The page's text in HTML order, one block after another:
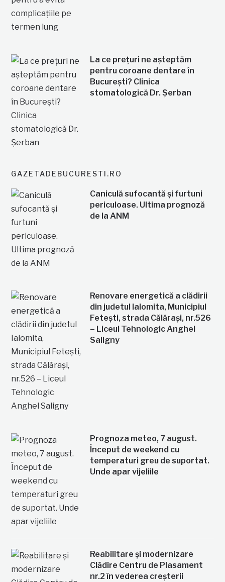
La ce prețuri ne așteptăm
pentru coroane dentare în
București? Clinica
stomatologică Dr. Șerban
GAZETADEBUCURESTI.RO
Caniculă sufocantă și furtuni
periculoase. Ultima prognoză
de la ANM
Renovare energetică a clădirii
din judetul Ialomita, Municipiul
Fetești, strada Călărași, nr.526
– Liceul Tehnologic Anghel
Saligny
Prognoza meteo, 7 august.
Început de weekend cu
temperaturi greu de suportat.
Unde apar vijeliile
Reabilitare și modernizare
Clădire Centru de Plasament
nr.2 în vederea creșterii